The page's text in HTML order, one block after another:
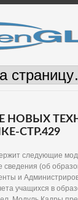
НОВЫХ
СТР.429
следующие
(об
и
учащихся в